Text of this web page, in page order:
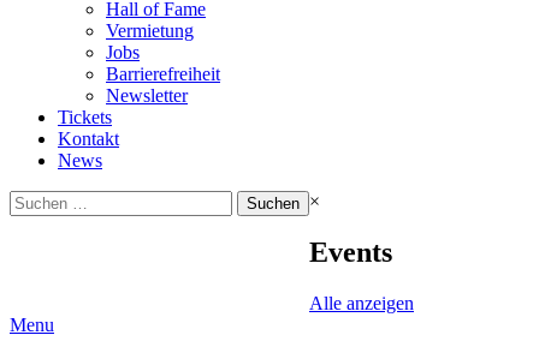
Hall of Fame
Vermietung
Jobs
Barrierefreiheit
Newsletter
Tickets
Kontakt
News
Suchen
nach:
×
Events
Alle anzeigen
Menu